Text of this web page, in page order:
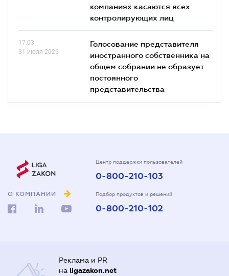
компаниях касаются всех
контролирующих лиц
17.03
31 июля 2026
Голосование представителя
иностранного собственника на
общем собрании не образует
постоянного
представительства
О КОМПАНИИ
Центр поддержки пользователей
0-800-210-103
Подбор продуктов и решений
0-800-210-102
Реклама и PR
на ligazakon.net